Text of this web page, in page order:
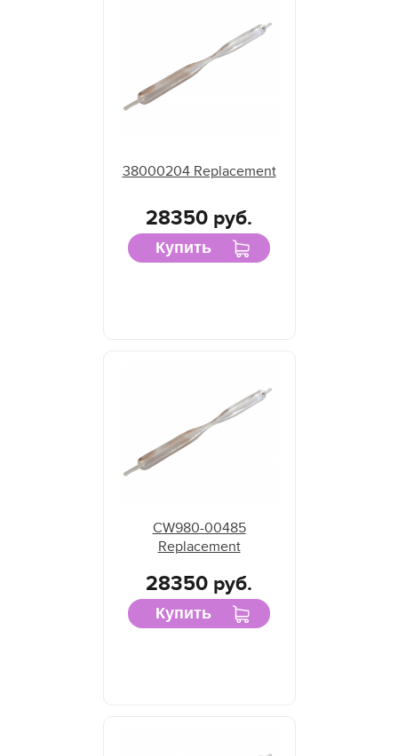
38000204 Replacement
28350 руб.
Купить
CW980-00485
Replacement
28350 руб.
Купить